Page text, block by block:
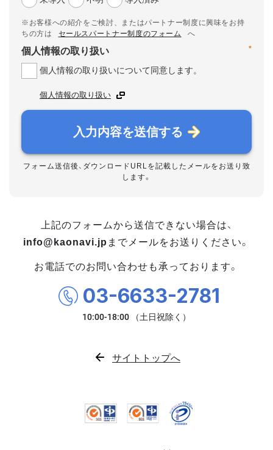
※お客様への紹介をご検討、またはパートナー制度に興味をお持
ちの方は
セールスパートナー制度のフォーム
へ
*
個人情報の取り扱い
個人情報の取り扱いについて同意します。
個人情報の取り扱い
入力内容を送信する
フォーム送信後、ダウンロードURLを記載したメールをお送り致
します。
上記のフォームから送信できない場合は、
info@kaonavi.jp までメールをお送りください。
お電話でのお問い合わせも承っております。
03-6633-2781
サイトトップへ